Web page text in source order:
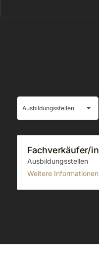
Alle
Ausbildungsstellen
Fachverkäufer/in
Ausbildungsstellen
Weitere Informationen